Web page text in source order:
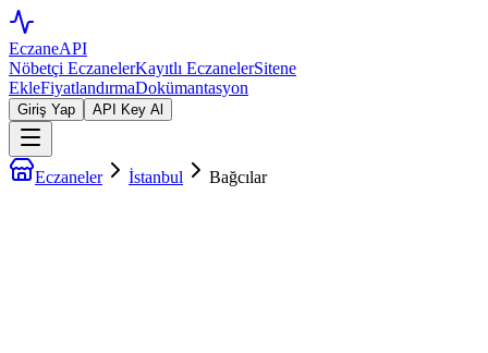
EczaneAPI
Nöbetçi EczanelerKayıtlı EczanelerSitene
EkleFiyatlandırmaDokümantasyon
Giriş Yap API Key Al
Eczaneler İstanbul Bağcılar